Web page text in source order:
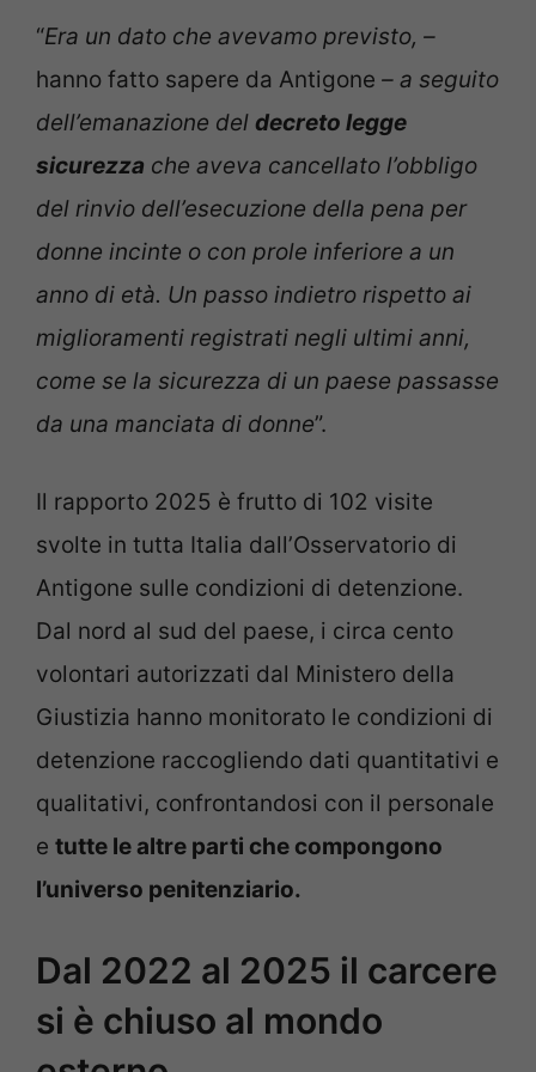
“Era un dato che avevamo previsto, –
hanno fatto sapere da Antigone – a seguito
dell’emanazione del decreto legge
sicurezza che aveva cancellato l’obbligo
del rinvio dell’esecuzione della pena per
donne incinte o con prole inferiore a un
anno di età. Un passo indietro rispetto ai
miglioramenti registrati negli ultimi anni,
come se la sicurezza di un paese passasse
da una manciata di donne”.
Il rapporto 2025 è frutto di 102 visite
svolte in tutta Italia dall’Osservatorio di
Antigone sulle condizioni di detenzione.
Dal nord al sud del paese, i circa cento
volontari autorizzati dal Ministero della
Giustizia hanno monitorato le condizioni di
detenzione raccogliendo dati quantitativi e
qualitativi, confrontandosi con il personale
e tutte le altre parti che compongono
l’universo penitenziario.
Dal 2022 al 2025 il carcere
si è chiuso al mondo